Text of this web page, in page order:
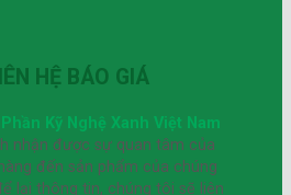
HỆ BÁO GIÁ
Kỹ Nghệ Xanh Việt Nam
nhận được sự quan tâm của
đến sản phẩm của chúng
lại thông tin, chúng tôi sẽ liên